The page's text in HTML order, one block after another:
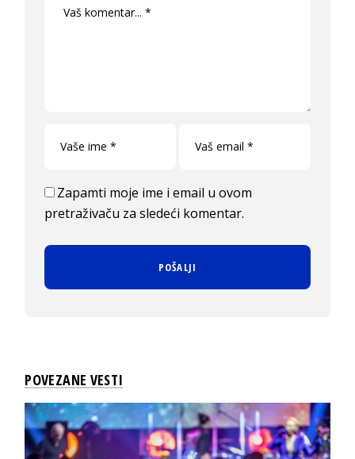
Zapamti moje ime i email u ovom
pretraživaču za sledeći komentar.
POVEZANE VESTI